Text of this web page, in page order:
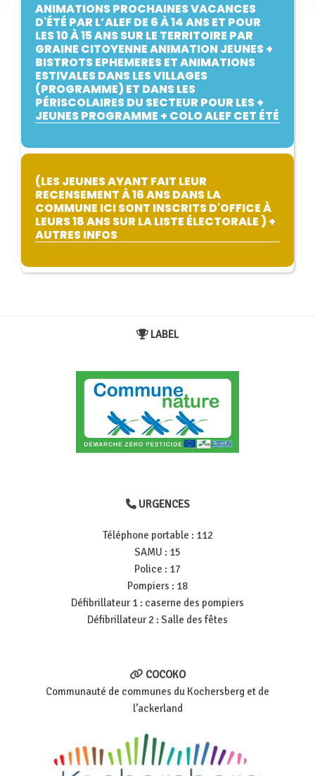
ANIMATIONS PROCHAINES VACANCES
D'ÉTÉ PAR L’ALEF DE 6 À 14 ANS ET POUR
LES 10 À 15 ANS SUR LE TERRITOIRE PAR
GRAINE CITOYENNE ANIMATION JEUNES +
BISTROTS EPHEMERES ET ANIMATIONS
ESTIVALES DANS LES VILLAGES
(PROGRAMME) ET DANS LES
PÉRISCOLAIRES DU SECTEUR POUR LES +
JEUNES PROGRAMME + COLO ALEF CET ÉTÉ
(LES JEUNES AYANT FAIT LEUR
RECENSEMENT À 16 ANS DANS LA
COMMUNE ICI SONT INSCRITS D'OFFICE À
LEURS 18 ANS SUR LA LISTE ÉLECTORALE ) +
AUTRES INFOS
LABEL
URGENCES
Téléphone portable : 112
SAMU : 15
Police : 17
Pompiers : 18
Défibrillateur 1 : caserne des pompiers
Défibrillateur 2 : Salle des fêtes
COCOKO
Communauté de communes du Kochersberg et de
l’ackerland